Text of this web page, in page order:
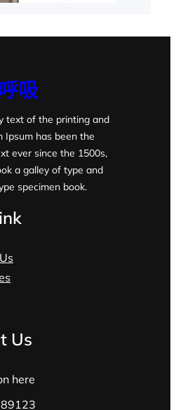
吸
text of the printing and
Ipsum has been the
ever since the 1500s,
a galley of type and
specimen book.
Us
here